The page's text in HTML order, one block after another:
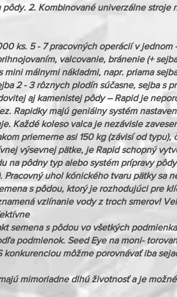
2. Kombinované univerzálne stroje
ks. 5 - 7 pracovných operácií v jednom
valcovanie, bránenie (+
málnymi nákladmi, napr. priama
2 - 3 rôznych plodín súčasne, sejba s
aj kamenistej pôdy – Rapid je
Rapidky majú geniálny systém
Každé koleso valca je nezávisle
priemerne asi 150 kg (závisí od typu),
výsevnej pätke, je Rapid schopný
na pôdny typ alebo systém prípravy
uhol kónického tvaru pätky sa
s pôdou, ktorý je rozhodujúci pre
vzlínanie vody z troch smerov!
semena s pôdou vo všetkých
podmienok. Seed Eye na moni-
môžme porovnávať iba
mimoriadne dlhú životnosť a je